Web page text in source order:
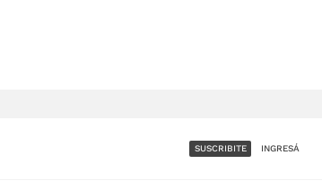
SUSCRIBITE INGRESÁ